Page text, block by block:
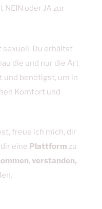
oder JA zur
Du erhältst
die und nur die Art
und benötigst, um in
Komfort und
freue ich mich, dir
eine Plattform zu
, verstanden,